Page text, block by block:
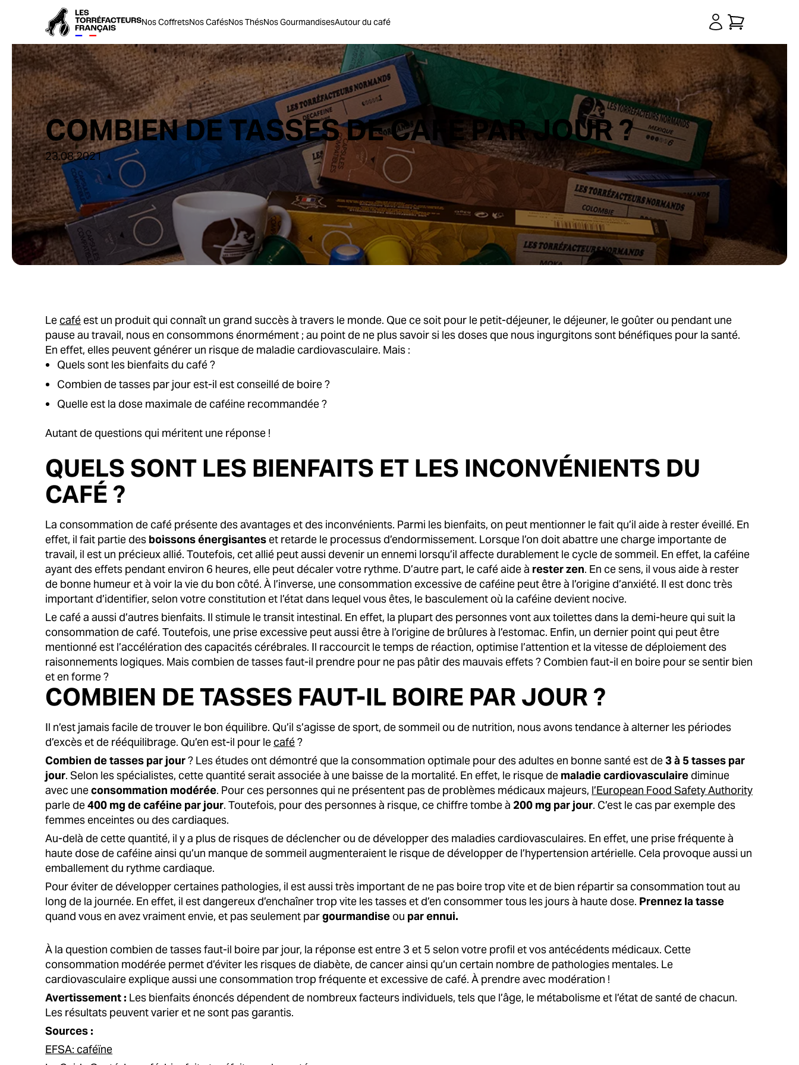
Nos CoffretsNos CafésNos ThésNos GourmandisesAutour du café
COMBIEN DE TASSES DE CAFÉ PAR JOUR ?
23.08.2021
Le caféest un produit qui connaît un grand succès à travers le monde. Que ce soit pour le petit-déjeuner, le déjeuner, le goûter ou pendant une
pause au travail, nous en consommons énormément ; au point de ne plus savoir si les doses que nous ingurgitons sont bénéfiques pour la santé.
En effet, elles peuvent générer un risque de maladie cardiovasculaire. Mais :
Quels sont les bienfaits du café ?
Combien de tasses par jour est-il est conseillé de boire ?
Quelle est la dose maximale de caféine recommandée ?
Autant de questions qui méritent une réponse !
QUELS SONT LES BIENFAITS ET LES INCONVÉNIENTS DU
CAFÉ ?
La consommation de café présente des avantages et des inconvénients. Parmi les bienfaits, on peut mentionner le fait qu’il aide à rester éveillé. En
effet, il fait partie des boissons énergisanteset retarde le processus d’endormissement. Lorsque l’on doit abattre une charge importante de
travail, il est un précieux allié. Toutefois, cet allié peut aussi devenir un ennemi lorsqu’il affecte durablement le cycle de sommeil. En effet, la caféine
ayant des effets pendant environ 6 heures, elle peut décaler votre rythme. D’autre part, le café aide à rester zen. En ce sens, il vous aide à rester
de bonne humeur et à voir la vie du bon côté. À l’inverse, une consommation excessive de caféine peut être à l’origine d’anxiété. Il est donc très
important d’identifier, selon votre constitution et l’état dans lequel vous êtes, le basculement où la caféine devient nocive.
Le café a aussi d’autres bienfaits. Il stimule le transit intestinal. En effet, la plupart des personnes vont aux toilettes dans la demi-heure qui suit la
consommation de café. Toutefois, une prise excessive peut aussi être à l’origine de brûlures à l’estomac. Enfin, un dernier point qui peut être
mentionné est l’accélération des capacités cérébrales. Il raccourcit le temps de réaction, optimise l’attention et la vitesse de déploiement des
raisonnements logiques. Mais combien de tasses faut-il prendre pour ne pas pâtir des mauvais effets ? Combien faut-il en boire pour se sentir bien
et en forme ?
COMBIEN DE TASSES FAUT-IL BOIRE PAR JOUR ?
Il n’est jamais facile de trouver le bon équilibre. Qu’il s’agisse de sport, de sommeil ou de nutrition, nous avons tendance à alterner les périodes
d’excès et de rééquilibrage. Qu’en est-il pour le café?
Combien de tasses par jour? Les études ont démontré que la consommation optimale pour des adultes en bonne santé est de3 à 5 tasses par
jour. Selon les spécialistes, cette quantité serait associée à une baisse de la mortalité. En effet, le risque de maladie cardiovasculaire diminue
avec uneconsommation modérée. Pour ces personnes qui ne présentent pas de problèmes médicaux majeurs, l’European Food Safety Authority
parle de400 mg de caféine par jour. Toutefois, pour des personnes à risque, ce chiffre tombe à 200 mg par jour. C’est le cas par exemple des
femmes enceintes ou des cardiaques.
Au-delà de cette quantité, il y a plus de risques de déclencher ou de développer des maladies cardiovasculaires. En effet, une prise fréquente à
haute dose de caféine ainsi qu’un manque de sommeil augmenteraient le risque de développer de l’hypertension artérielle. Cela provoque aussi un
emballement du rythme cardiaque.
Pour éviter de développer certaines pathologies, il est aussi très important de ne pas boire trop vite et de bien répartir sa consommation tout au
long de la journée. En effet, il est dangereux d’enchaîner trop vite les tasses et d’en consommer tous les jours à haute dose. Prennez la tasse
quand vous en avez vraiment envie, et pas seulement pargourmandise ou par ennui.
À la question combien de tasses faut-il boire par jour, la réponse est entre 3 et 5 selon votre profil et vos antécédents médicaux. Cette
consommation modérée permet d’éviter les risques de diabète, de cancer ainsi qu’un certain nombre de pathologies mentales. Le
cardiovasculaire explique aussi une consommation trop fréquente et excessive de café. À prendre avec modération !
Avertissement : Les bienfaits énoncés dépendent de nombreux facteurs individuels, tels que l’âge, le métabolisme et l’état de santé de chacun.
Les résultats peuvent varier et ne sont pas garantis.
Sources :
EFSA: caféïne